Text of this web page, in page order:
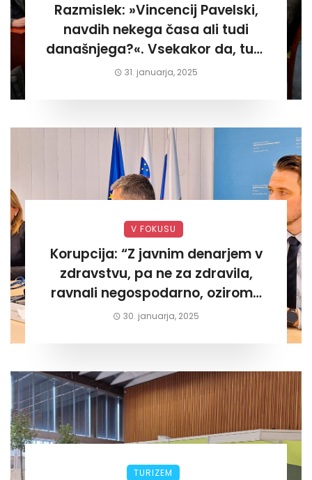
Razmislek: »Vincencij Pavelski,
navdih nekega časa ali tudi
današnjega?«. Vsekakor da, tudi
današnjega«
31. januarja, 2025
V FOKUSU
Korupcija: “Z javnim denarjem v
zdravstvu, pa ne za zdravila,
ravnali negospodarno, oziroma
za lastni žep. Tokrat na Žalskem«
30. januarja, 2025
TURIZEM